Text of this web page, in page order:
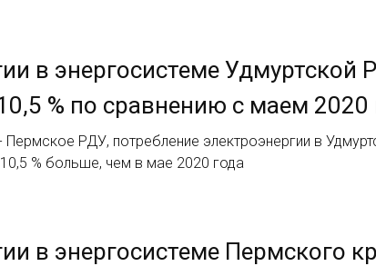
в энергосистеме Удмуртской
% по сравнению с маем 2020
РДУ, потребление электроэнергии в
% больше, чем в мае 2020 года
в энергосистеме Пермского